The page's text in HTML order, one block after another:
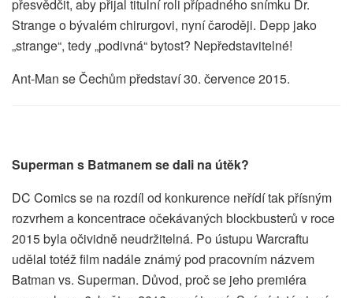
přesvědčit, aby přijal titulní roli případného snímku Dr.
Strange o bývalém chirurgovi, nyní čaroději. Depp jako
„strange“, tedy „podivná“ bytost? Nepředstavitelné!
Ant-Man se Čechům představí 30. července 2015.
Superman s Batmanem se dali na útěk?
DC Comics se na rozdíl od konkurence neřídí tak přísným
rozvrhem a koncentrace očekávaných blockbusterů v roce
2015 byla očividně neudržitelná. Po ústupu Warcraftu
udělal totéž film nadále známý pod pracovním názvem
Batman vs. Superman. Důvod, proč se jeho premiéra